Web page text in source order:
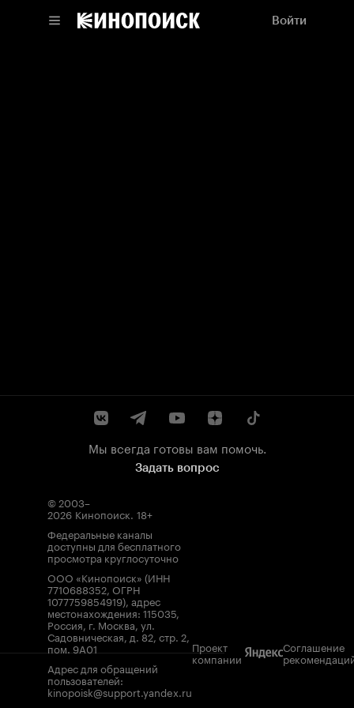
Войти
Мы всегда готовы вам помочь.
Задать вопрос
© 2003–
2026 Кинопоиск. 18+
Федеральные каналы
доступны для бесплатного
просмотра круглосуточно
ООО «Кинопоиск» (ИНН
7710688352, ОГРН
1077759854919), адрес
местонахождения: 115035,
Россия, г. Москва, ул.
Садовническая, д. 82, стр. 2,
пом. 9А01
Адрес для обращений
пользователей:
kinopoisk@support.yandex.ru
Проект
компании
Соглашение